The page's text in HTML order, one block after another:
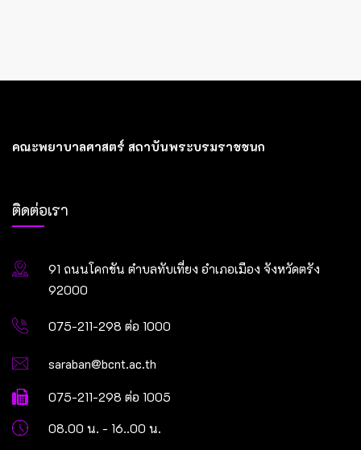
คณะพยาบาลศาสตร์ สถาบันพระบรมราชชนก
ติดต่อเรา
91 ถนนโคกขัน ตำบลทับเที่ยง อำเภอเมือง จังหวัดตรัง
92000
075-211-298 ต่อ 1000
saraban@bcnt.ac.th
075-211-298 ต่อ 1005
08.00 น. - 16..00 น.